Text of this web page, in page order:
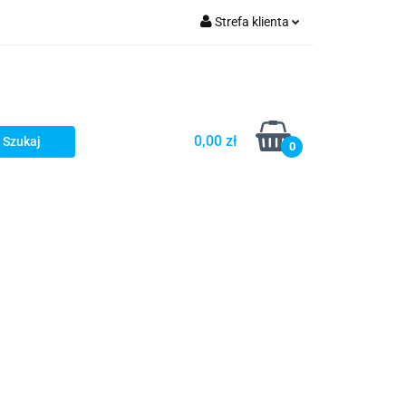
Strefa klienta
Dodaj zgłoszenie
0,00 zł 0